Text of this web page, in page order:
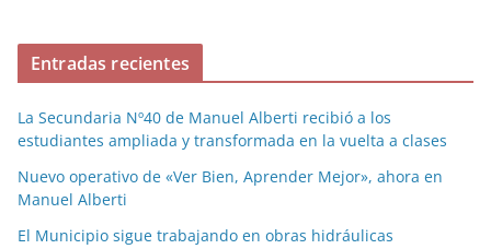
Entradas recientes
La Secundaria Nº40 de Manuel Alberti recibió a los
estudiantes ampliada y transformada en la vuelta a clases
Nuevo operativo de «Ver Bien, Aprender Mejor», ahora en
Manuel Alberti
El Municipio sigue trabajando en obras hidráulicas